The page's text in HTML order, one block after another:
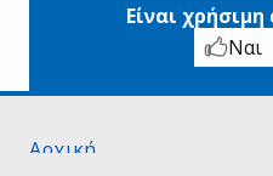
Είναι
Ναι
Αρχική